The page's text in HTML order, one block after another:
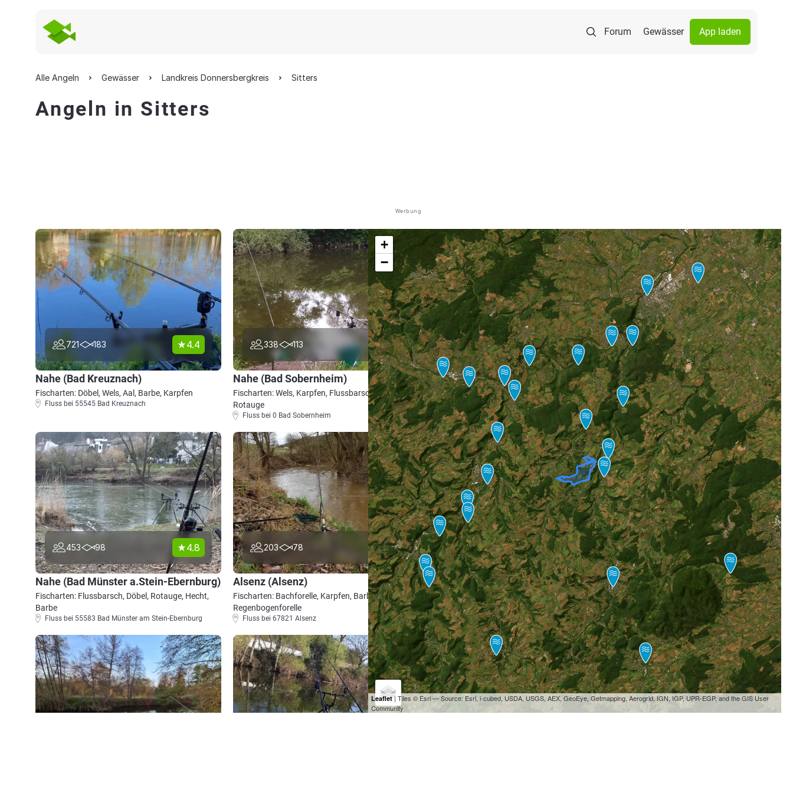
Forum Gewässer App laden
Alle Angeln Gewässer Landkreis Donnersbergkreis Sitters
Angeln in Sitters
Werbung
721 183 4.4
Nahe (Bad Kreuznach)
Fischarten: Döbel, Wels, Aal, Barbe, Karpfen
Fluss bei 55545 Bad Kreuznach
338 113 4.8
Nahe (Bad Sobernheim)
Fischarten: Wels, Karpfen, Flussbarsch, Brachse,
Rotauge
Fluss bei 0 Bad Sobernheim
453 98 4.8
Nahe (Bad Münster a.Stein-Ebernburg)
Fischarten: Flussbarsch, Döbel, Rotauge, Hecht,
Barbe
Fluss bei 55583 Bad Münster am Stein-Ebernburg
203 78 4.6
Alsenz (Alsenz)
Fischarten: Bachforelle, Karpfen, Barbe, Aal,
Regenbogenforelle
Fluss bei 67821 Alsenz
+
−
Leaflet| Tiles © Esri — Source: Esri, i-cubed, USDA, USGS, AEX, GeoEye, Getmapping, Aerogrid, IGN, IGP, UPR-EGP, and the GIS User
Community